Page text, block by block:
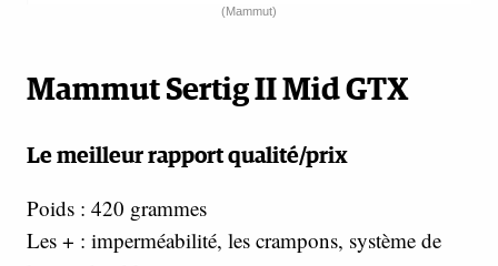
(Mammut)
Mammut Sertig II Mid GTX
Le meilleur rapport qualité/prix
Poids : 420 grammes
Les + : imperméabilité, les crampons, système de